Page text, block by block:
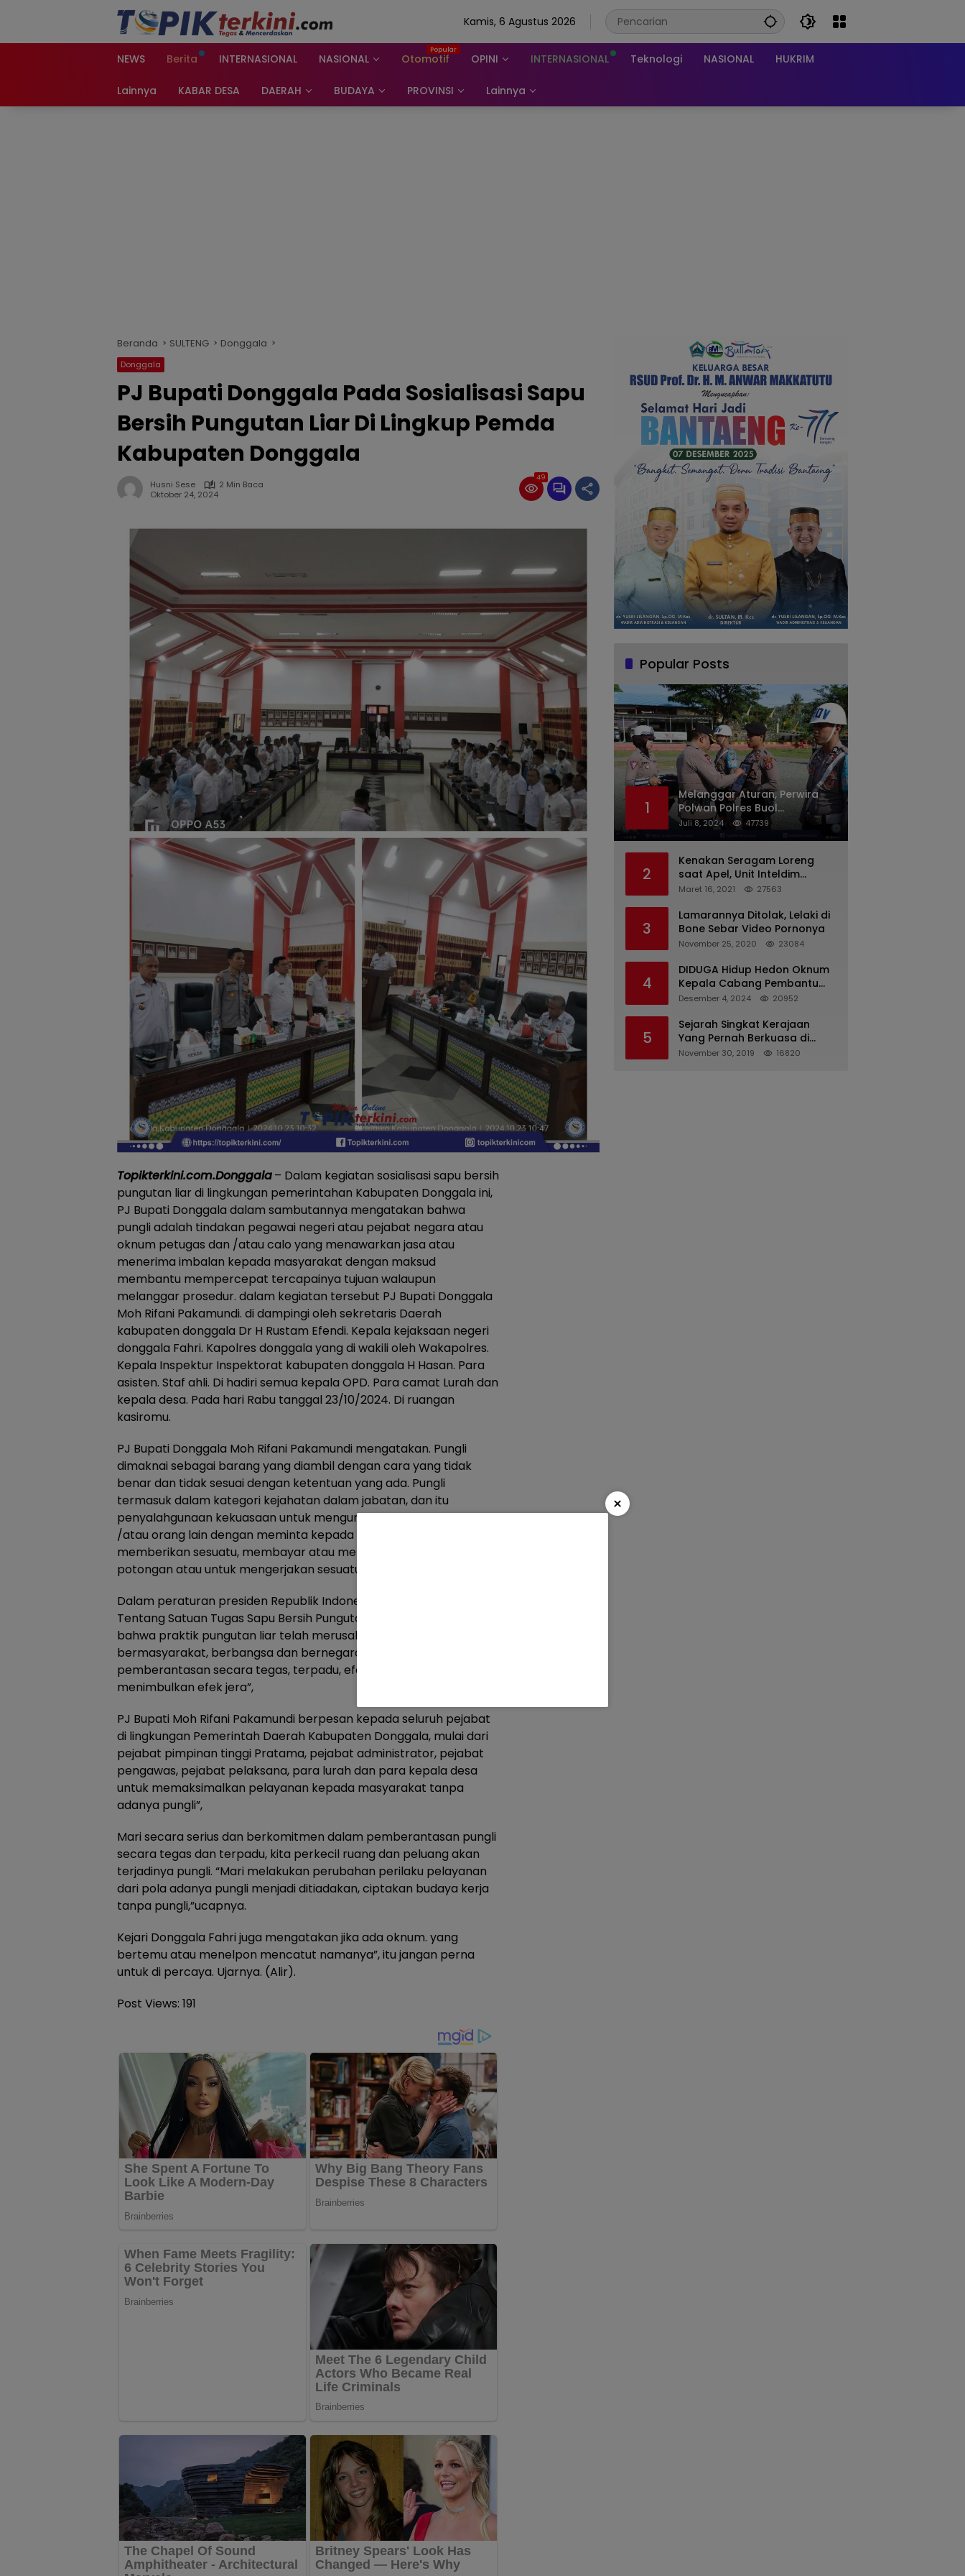
Kamis, 6 Agustus 2026
NEWS Berita INTERNASIONAL NASIONAL Otomotif OPINI INTERNASIONAL Teknologi NASIONAL HUKRIM
Lainnya KABAR DESA DAERAH BUDAYA PROVINSI Lainnya
Beranda SULTENG Donggala
Donggala
PJ Bupati Donggala Pada Sosialisasi Sapu
Bersih Pungutan Liar Di Lingkup Pemda
Kabupaten Donggala
Husni Sese
2 Min Baca
Oktober 24, 2024
49
Topikterkini.com.Donggala– Dalam kegiatan sosialisasi sapu bersih
pungutan liar di lingkungan pemerintahan Kabupaten Donggala ini,
PJ Bupati Donggala dalam sambutannya mengatakan bahwa
pungli adalah tindakan pegawai negeri atau pejabat negara atau
oknum petugas dan /atau calo yang menawarkan jasa atau
menerima imbalan kepada masyarakat dengan maksud
membantu mempercepat tercapainya tujuan walaupun
melanggar prosedur. dalam kegiatan tersebut PJ Bupati Donggala
Moh Rifani Pakamundi. di dampingi oleh sekretaris Daerah
kabupaten donggala Dr H Rustam Efendi. Kepala kejaksaan negeri
donggala Fahri. Kapolres donggala yang di wakili oleh Wakapolres.
Kepala Inspektur Inspektorat kabupaten donggala H Hasan. Para
asisten. Staf ahli. Di hadiri semua kepala OPD. Para camat Lurah dan
kepala desa. Pada hari Rabu tanggal 23/10/2024. Di ruangan
kasiromu.
PJ Bupati Donggala Moh Rifani Pakamundi mengatakan. Pungli
dimaknai sebagai barang yang diambil dengan cara yang tidak
benar dan tidak sesuai dengan ketentuan yang ada. Pungli
termasuk dalam kategori kejahatan dalam jabatan, dan itu
penyalahgunaan kekuasaan untuk menguntungkan diri sendiri. dan
/atau orang lain dengan meminta kepada seseorang untuk
memberikan sesuatu, membayar atau menerima dengan
potongan atau untuk mengerjakan sesuatu bagi dirinya sendiri”,
Dalam peraturan presiden Republik Indonesia nomor 87 tahun 2016
Tentang Satuan Tugas Sapu Bersih Pungutan Liar, disebutkan
bahwa praktik pungutan liar telah merusak sendi kehidupan
bermasyarakat, berbangsa dan bernegara sehingga perlu upaya
pemberantasan secara tegas, terpadu, efektif, efisien dan mampu
menimbulkan efek jera”,
PJ Bupati Moh Rifani Pakamundi berpesan kepada seluruh pejabat
di lingkungan Pemerintah Daerah Kabupaten Donggala, mulai dari
pejabat pimpinan tinggi Pratama, pejabat administrator, pejabat
pengawas, pejabat pelaksana, para lurah dan para kepala desa
untuk memaksimalkan pelayanan kepada masyarakat tanpa
adanya pungli”,
Mari secara serius dan berkomitmen dalam pemberantasan pungli
secara tegas dan terpadu, kita perkecil ruang dan peluang akan
terjadinya pungli. “Mari melakukan perubahan perilaku pelayanan
dari pola adanya pungli menjadi ditiadakan, ciptakan budaya kerja
tanpa pungli,”ucapnya.
Kejari Donggala Fahri juga mengatakan jika ada oknum. yang
bertemu atau menelpon mencatut namanya”, itu jangan perna
untuk di percaya. Ujarnya. (Alir).
Post Views: 191
Popular Posts
1
Melanggar Aturan, Perwira
Polwan Polres Buol
Diberhentikan Tidak Dengan
Juli 8, 2024 47739
2
Kenakan Seragam Loreng
saat Apel, Unit Inteldim
1426/Takalar Datangi
Maret 16, 2021 27563
3
Lamarannya Ditolak, Lelaki di
Bone Sebar Video Pornonya
November 25, 2020 23084
4
DIDUGA Hidup Hedon Oknum
Kepala Cabang Pembantu
Bank syariah Indonesia Unit
Tipu Nasabah Prioritasnya
Hingga Milyaran Rupiah dan
Bilyet Giro Tidak Terdaftar,
Desember 4, 2024 20952
5
Sejarah Singkat Kerajaan
Yang Pernah Berkuasa di
Sinjai
November 30, 2019 16820
×